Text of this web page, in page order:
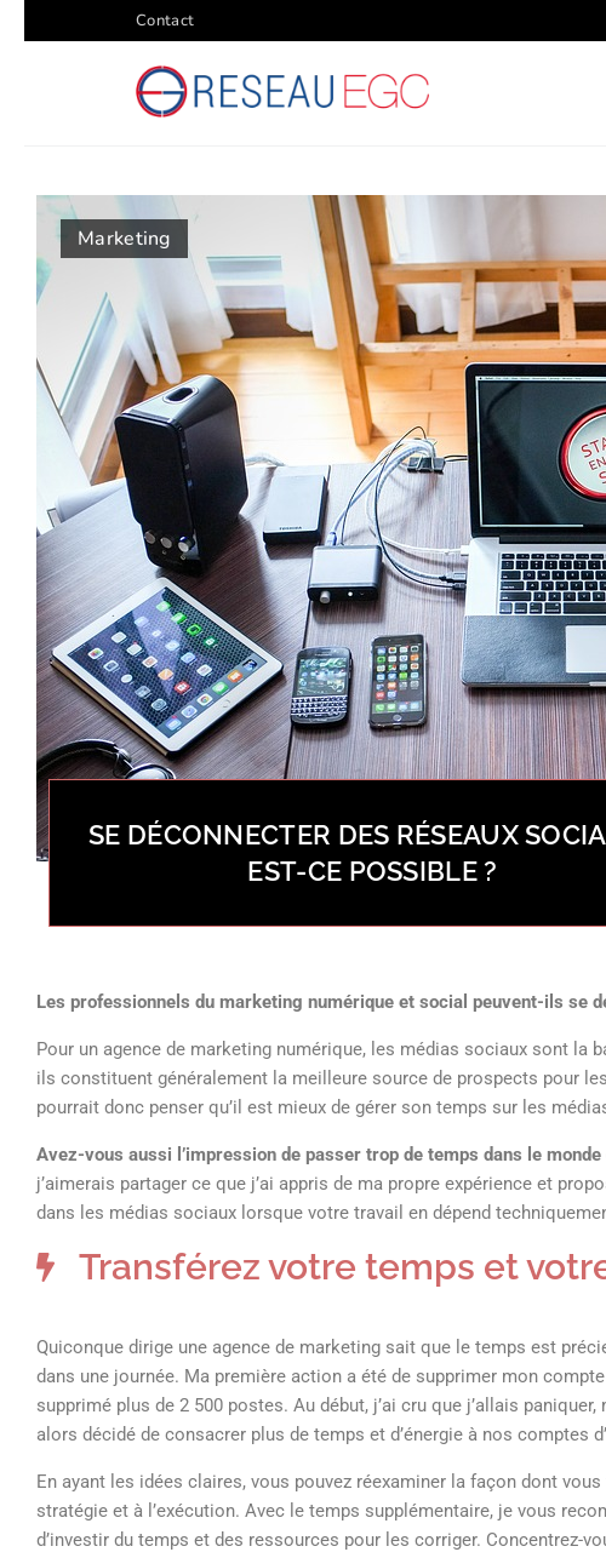
Contact
Marketing
SE DÉCONNECTER DES RÉSEAUX
EST-CE POSSIBLE ?
Les professionnels du marketing numérique et social peuvent-ils se
Pour un agence de marketing numérique, les médias sociaux sont la
ils constituent généralement la meilleure source de prospects pour
pourrait donc penser qu’il est mieux de gérer son temps sur les
Avez-vous aussi l’impression de passer trop de temps dans le
j’aimerais partager ce que j’ai appris de ma propre expérience et
dans les médias sociaux lorsque votre travail en dépend
Transférez votre temps et
Quiconque dirige une agence de marketing sait que le temps est
dans une journée. Ma première action a été de supprimer mon
supprimé plus de 2 500 postes. Au début, j’ai cru que j’allais
alors décidé de consacrer plus de temps et d’énergie à nos comptes
En ayant les idées claires, vous pouvez réexaminer la façon dont
stratégie et à l’exécution. Avec le temps supplémentaire, je vous
d’investir du temps et des ressources pour les corriger. Concentrez-